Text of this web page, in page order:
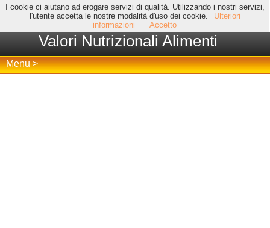
I cookie ci aiutano ad erogare servizi di qualità. Utilizzando i nostri servizi,
l'utente accetta le nostre modalità d'uso dei cookie.
Ulteriori
informazioni
Accetto
Valori Nutrizionali Alimenti
Menu >